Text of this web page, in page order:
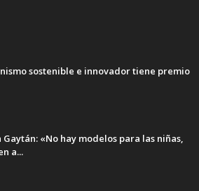
sostenible e innovador tiene premio
Gaytán: «No hay modelos para las niñas,
a...